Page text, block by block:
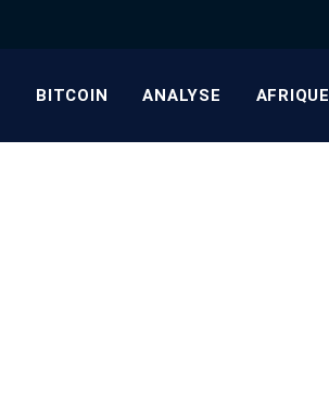
BITCOIN ANALYSE AFRIQUE